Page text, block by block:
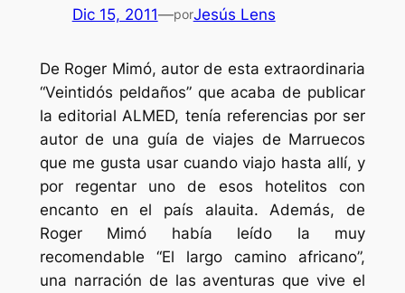
Dic 15, 2011—porJesús Lens
De Roger Mimó, autor de esta extraordinaria
“Veintidós peldaños” que acaba de publicar
la editorial ALMED, tenía referencias por ser
autor de una guía de viajes de Marruecos
que me gusta usar cuando viajo hasta allí, y
por regentar uno de esos hotelitos con
encanto en el país alauita. Además, de
Roger Mimó había leído la muy
recomendable “El largo camino africano”,
una narración de las aventuras que vive el